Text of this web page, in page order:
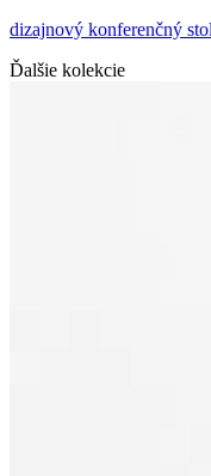
dizajnový konferenčný
Ďalšie kolekcie